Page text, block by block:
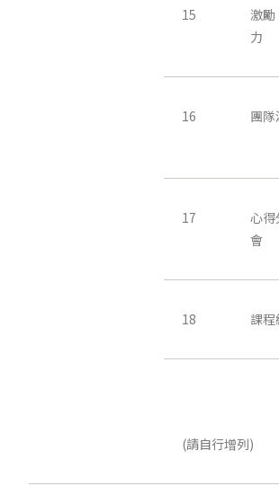
15
激
力
16 團
17
心
會
18 課
(請自行增列)